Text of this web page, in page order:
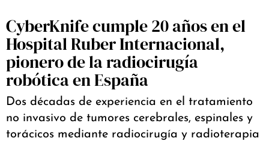
CyberKnife cumple 20 años en el
Hospital Ruber Internacional,
pionero de la radiocirugía
robótica en España
Dos décadas de experiencia en el tratamiento
no invasivo de tumores cerebrales, espinales y
torácicos mediante radiocirugía y radioterapia